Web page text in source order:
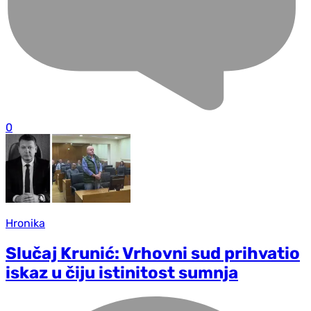
0
Hronika
Slučaj Krunić: Vrhovni sud prihvatio
iskaz u čiju istinitost sumnja